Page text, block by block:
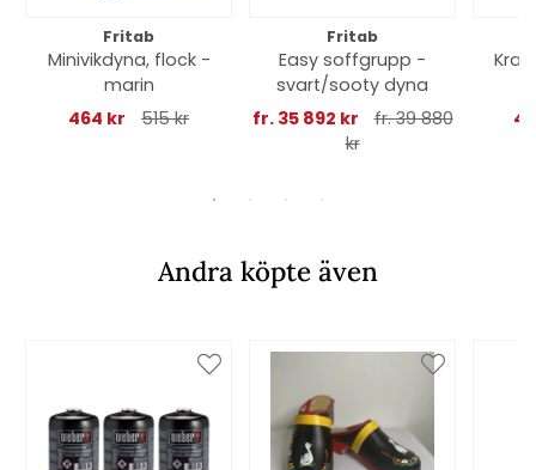
Fritab
Minivikdyna, flock -
marin
464 kr
515 kr
Fritab
Easy soffgrupp -
svart/sooty dyna
fr. 35 892 kr
fr. 39 880
kr
Andra köpte även